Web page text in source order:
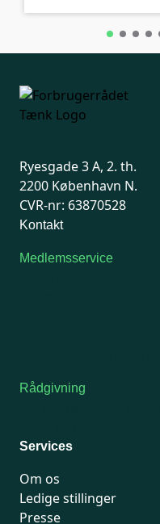
Ryesgade 3 A, 2. th.
2200 København N.
CVR-nr: 63870528
Kontakt
Medlemsservice
Rådgivning
Services
Om os
Ledige stillinger
Presse